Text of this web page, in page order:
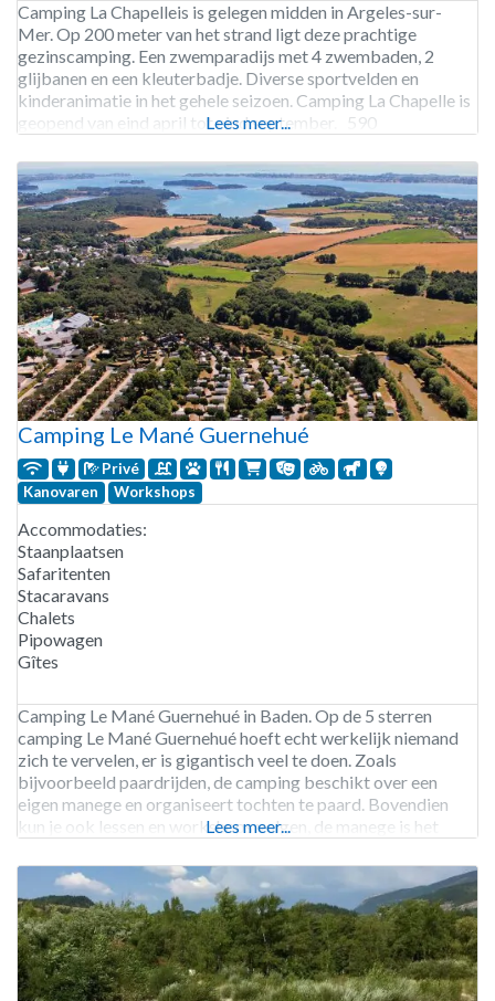
Camping La Chapelleis is gelegen midden in Argeles-sur-
Mer. Op 200 meter van het strand ligt deze prachtige
gezinscamping. Een zwemparadijs met 4 zwembaden, 2
glijbanen en een kleuterbadje. Diverse sportvelden en
kinderanimatie in het gehele seizoen. Camping La Chapelle is
geopend van eind april tot eind september. 590
safaritenten.
Lees meer...
Camping Le Mané Guernehué
Privé
Kanovaren
Workshops
Accommodaties:
Staanplaatsen
Safaritenten
Stacaravans
Chalets
Pipowagen
Gîtes
Camping Le Mané Guernehué in Baden. Op de 5 sterren
camping Le Mané Guernehué hoeft echt werkelijk niemand
zich te vervelen, er is gigantisch veel te doen. Zoals
bijvoorbeeld paardrijden, de camping beschikt over een
eigen manege en organiseert tochten te paard. Bovendien
kun je ook lessen en workshops volgen, de manege is het
Lees meer...